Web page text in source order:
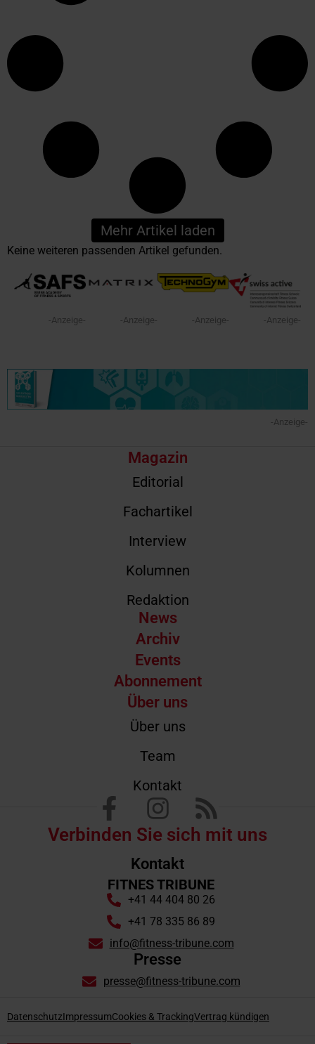
Mehr Artikel laden
Keine weiteren passenden Artikel gefunden.
-Anzeige- -Anzeige- -Anzeige- -Anzeige-
-Anzeige-
Magazin
Editorial
Fachartikel
Interview
Kolumnen
Redaktion
News
Archiv
Events
Abonnement
Über uns
Über uns
Team
Kontakt
Kontakt
FITNES TRIBUNE
+41 44 404 80 26
+41 78 335 86 89
info@fitness-tribune.com
Presse
presse@fitness-tribune.com
Verbinden Sie sich mit uns
DatenschutzImpressumCookies & TrackingVertrag kündigen